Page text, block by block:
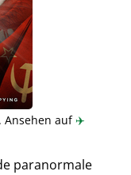
Ansehen auf✈️
paranormale